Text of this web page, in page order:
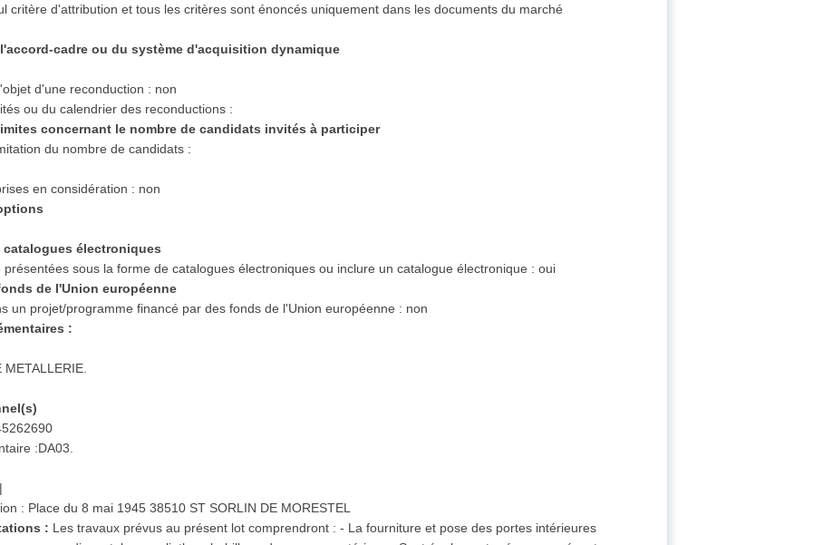
critère d'attribution et tous les critères sont énoncés uniquement dans les documents du marché
l'accord-cadre ou du système d'acquisition dynamique
d'une reconduction : non
ou du calendrier des reconductions :
concernant le nombre de candidats invités à participer
du nombre de candidats :
en considération : non
électroniques
sous la forme de catalogues électroniques ou inclure un catalogue électronique : oui
de l'Union européenne
un projet/programme financé par des fonds de l'Union européenne : non
:
METALLERIE.
:DA03.
: Place du 8 mai 1945 38510 ST SORLIN DE MORESTEL
: Les travaux prévus au présent lot comprendront : - La fourniture et pose des portes intérieures